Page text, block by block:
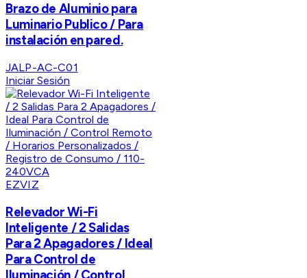
Brazo de Aluminio para
Luminario Publico / Para
instalación en pared.
JALP-AC-C01
Iniciar Sesión
EZVIZ
Relevador Wi-Fi
Inteligente / 2 Salidas
Para 2 Apagadores / Ideal
Para Control de
Iluminación / Control